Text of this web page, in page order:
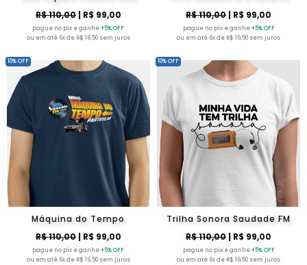
R$ 110,00| R$ 99,00
pague no pix e ganhe+5% OFF
ou em até 6x de R$ 16,50 sem juros
R$ 110,00| R$ 99,00
pague no pix e ganhe+5% OFF
ou em até 6x de R$ 16,50 sem juros
Máquina do Tempo
R$ 110,00| R$ 99,00
pague no pix e ganhe+5% OFF
ou em até 6x de R$ 16,50 sem juros
10% OFF
Trilha Sonora Saudade FM
R$ 110,00| R$ 99,00
pague no pix e ganhe+5% OFF
ou em até 6x de R$ 16,50 sem juros
10% OFF